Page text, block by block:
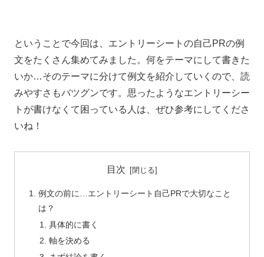
ということで今回は、エントリーシートの自己 PRの例
文をたくさん集めてみました。何をテーマにして書きた
いか…そのテーマに分けて例文を紹介していくので、読
みやすさもバツグンです。思ったようなエントリーシー
トが書けなくて困っている人は、ぜひ参考にしてくださ
いね！
目次
例文の前に…エントリーシート自己PRで大切なこと
は？
具体的に書く
軸を決める